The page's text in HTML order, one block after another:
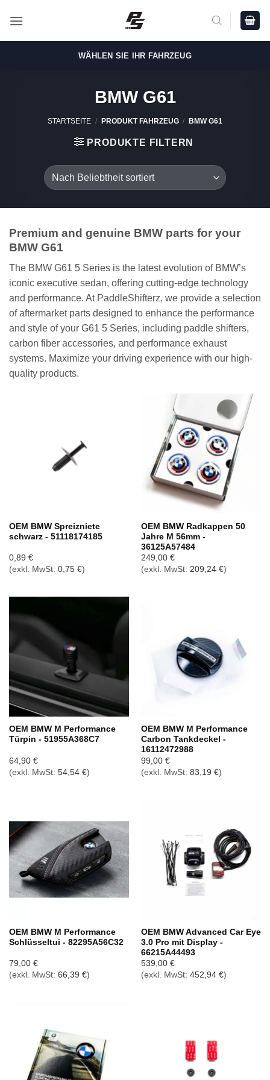
Inhalt
WÄHLEN SIE IHR FAHRZEUG
BMW G61
STARTSEITE / PRODUKT FAHRZEUG / BMW G61
PRODUKTE FILTERN
Premium and genuine BMW parts for your
BMW G61
The BMW G61 5 Series is the latest evolution of BMW’s
iconic executive sedan, offering cutting-edge technology
and performance. At PaddleShifterz, we provide a selection
of aftermarket parts designed to enhance the performance
and style of your G61 5 Series, including paddle shifters,
carbon fiber accessories, and performance exhaust
systems. Maximize your driving experience with our high-
quality products.
OEM BMW Spreizniete
schwarz - 51118174185
0,89 €
(exkl. MwSt: 0,75 €)
OEM BMW Radkappen 50
Jahre M 56mm -
36125A57484
249,00 €
(exkl. MwSt: 209,24 €)
OEM BMW M Performance
Türpin - 51955A368C7
64,90 €
(exkl. MwSt: 54,54 €)
OEM BMW M Performance
Carbon Tankdeckel -
16112472988
99,00 €
(exkl. MwSt: 83,19 €)
OEM BMW M Performance
Schlüsseltui - 82295A56C32
79,00 €
(exkl. MwSt: 66,39 €)
OEM BMW Advanced Car Eye
3.0 Pro mit Display -
66215A44493
539,00 €
(exkl. MwSt: 452,94 €)